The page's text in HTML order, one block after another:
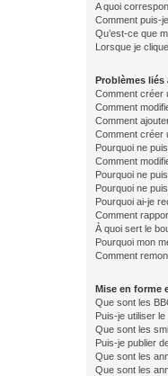
A quoi
Comment puis-
Qu’est-ce que
Lorsque je
Problèmes liés
Comment créer
Comment
Comment
Comment créer
Pourquoi ne
Comment
Pourquoi ne
Pourquoi ne
Pourquoi ai-je
Comment
À quoi sert le
Pourquoi mon
Comment
Mise en forme
Que sont les
Puis-je utiliser
Que sont les
Puis-je publier
Que sont les
Que sont les